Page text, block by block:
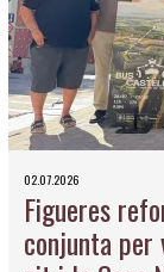
02.07.2026
Figueres
conjunta per